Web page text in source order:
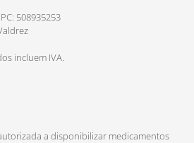
508935253
incluem IVA.
a disponibilizar medicamentos